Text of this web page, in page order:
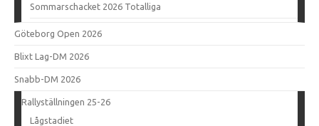
Sommarschacket 2026 Totalliga
Göteborg Open 2026
Blixt Lag-DM 2026
Snabb-DM 2026
Rallyställningen 25-26
Lågstadiet